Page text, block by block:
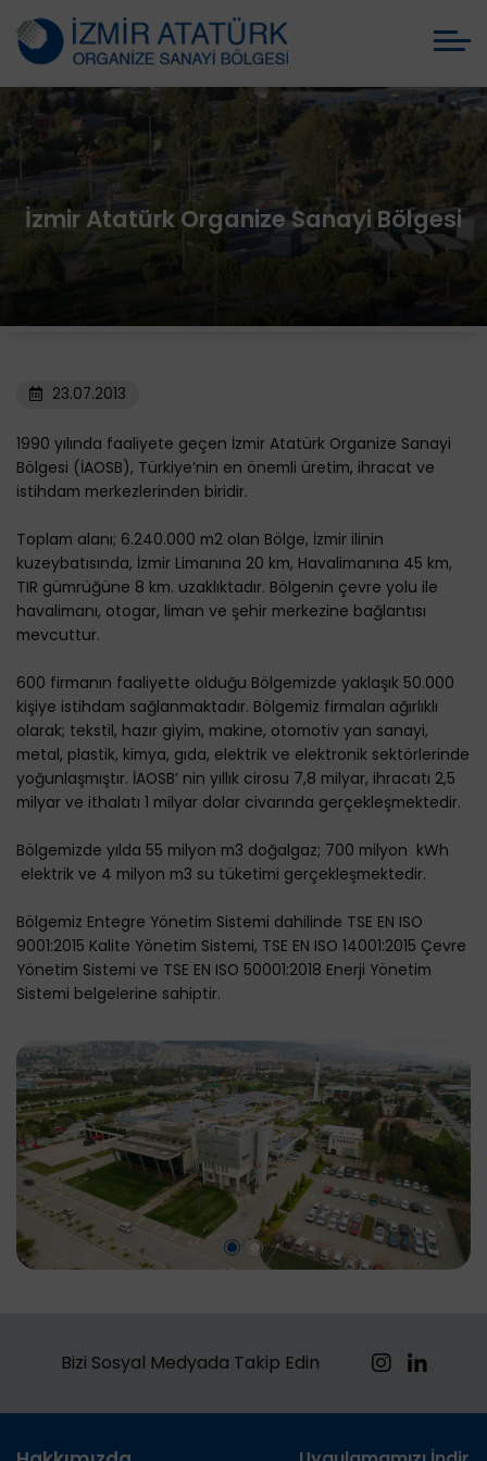
İzmir Atatürk Organize Sanayi Bölgesi
23.07.2013
1990 yılında faaliyete geçen İzmir Atatürk Organize Sanayi
Bölgesi (İAOSB), Türkiye’nin en önemli üretim, ihracat ve
istihdam merkezlerinden biridir.
Toplam alanı; 6.240.000 m2 olan Bölge, İzmir ilinin
kuzeybatısında, İzmir Limanına 20 km, Havalimanına 45 km,
TIR gümrüğüne 8 km. uzaklıktadır. Bölgenin çevre yolu ile
havalimanı, otogar, liman ve şehir merkezine bağlantısı
mevcuttur.
600 firmanın faaliyette olduğu Bölgemizde yaklaşık 50.000
kişiye istihdam sağlanmaktadır. Bölgemiz firmaları ağırlıklı
olarak; tekstil, hazır giyim, makine, otomotiv yan sanayi,
metal, plastik, kimya, gıda, elektrik ve elektronik sektörlerinde
yoğunlaşmıştır. İAOSB’ nin yıllık cirosu 7,8 milyar, ihracatı 2,5
milyar ve ithalatı 1 milyar dolar civarında gerçekleşmektedir.
Bölgemizde yılda 55 milyon m3 doğalgaz; 700 milyon kWh
elektrik ve 4 milyon m3 su tüketimi gerçekleşmektedir.
Bölgemiz Entegre Yönetim Sistemi dahilinde TSE EN ISO
9001:2015 Kalite Yönetim Sistemi, TSE EN ISO 14001:2015 Çevre
Yönetim Sistemi ve TSE EN ISO 50001:2018 Enerji Yönetim
Sistemi belgelerine sahiptir.
Bizi Sosyal Medyada Takip Edin